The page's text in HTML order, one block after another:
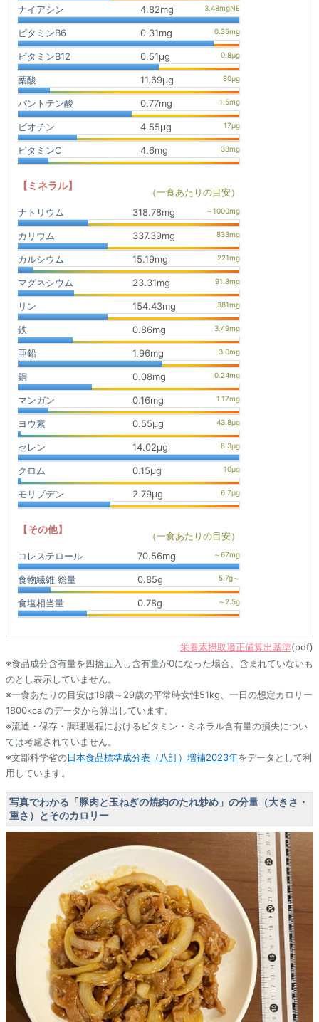
ナイアシン 4.82mg
ビタミンB6 0.31mg
ビタミンB12 0.51μg
葉酸 11.69μg
パントテン酸 0.77mg
ビオチン 4.55μg
ビタミンC 4.6mg
【ミネラル】
（一食あたりの目安）
ナトリウム
318.78mg
カリウム 337.39mg
カルシウム 15.19mg
マグネシウム 23.31mg
リン 154.43mg
鉄 0.86mg
亜鉛 1.96mg
銅 0.08mg
マンガン 0.16mg
ヨウ素 0.55μg
セレン 14.02μg
クロム 0.15μg
モリブデン 2.79μg
【その他】
（一食あたりの目安）
コレステロール
70.56mg
食物繊維 総量 0.85g
食塩相当量 0.78g
栄養素摂取適正値算出基準(pdf)
※食品成分含有量を四捨五入し含有量が0になった場合、含まれていないも
のとし表示していません。
※一食あたりの目安は18歳～29歳の平常時女性51kg、一日の想定カロリー
1800kcalのデータから算出しています。
※流通・保存・調理過程におけるビタミン・ミネラル含有量の損失につい
ては考慮されていません。
※文部科学省の日本食品標準成分表（八訂）増補2023年をデータとして利
用しています。
写真でわかる「豚肉と玉ねぎの焼肉のたれ炒め」の分量（大きさ・
重さ）とそのカロリー